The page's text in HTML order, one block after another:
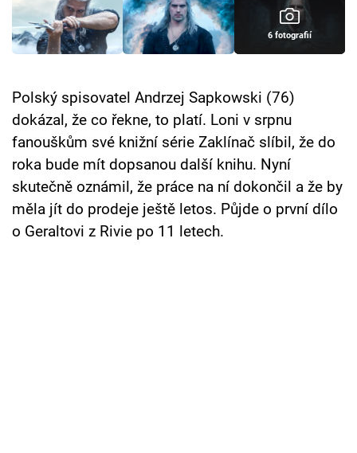
TV Program
Přihlášení
Sledujte nás
6 fotografií
Polský spisovatel Andrzej Sapkowski (76)
dokázal, že co řekne, to platí. Loni v srpnu
fanouškům své knižní série Zaklínač slíbil, že do
roka bude mít dopsanou další knihu. Nyní
skutečně oznámil, že práce na ní dokončil a že by
měla jít do prodeje ještě letos. Půjde o první dílo
o Geraltovi z Rivie po 11 letech.